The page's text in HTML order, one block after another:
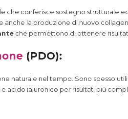
che conferisce sostegno strutturale
anche la produzione di nuovo
che permettono di ottenere
(PDO):
naturale nel tempo. Sono spesso
acido ialuronico per risultati più